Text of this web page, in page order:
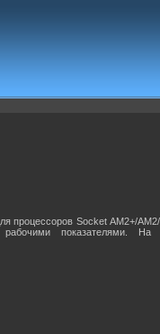
процессоров Socket AM2+/
показателями. На